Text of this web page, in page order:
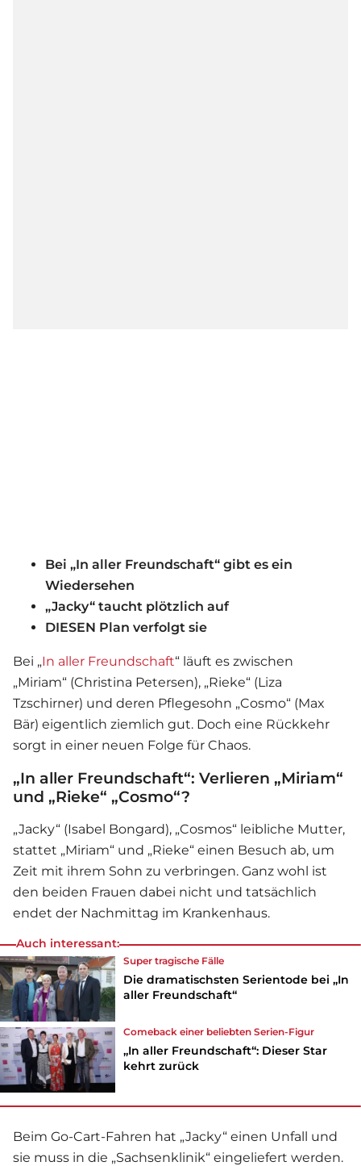
Bei „In aller Freundschaft“ gibt es ein
Wiedersehen
„Jacky“ taucht plötzlich auf
DIESEN Plan verfolgt sie
Bei „In aller Freundschaft“ läuft es zwischen
„Miriam“ (Christina Petersen), „Rieke“ (Liza
Tzschirner) und deren Pflegesohn „Cosmo“ (Max
Bär) eigentlich ziemlich gut. Doch eine Rückkehr
sorgt in einer neuen Folge für Chaos.
„In aller Freundschaft“: Verlieren „Miriam“
und „Rieke“ „Cosmo“?
„Jacky“ (Isabel Bongard), „Cosmos“ leibliche Mutter,
stattet „Miriam“ und „Rieke“ einen Besuch ab, um
Zeit mit ihrem Sohn zu verbringen. Ganz wohl ist
den beiden Frauen dabei nicht und tatsächlich
endet der Nachmittag im Krankenhaus.
Auch interessant:
Super tragische Fälle
Die dramatischsten Serientode bei „In
aller Freundschaft“
Comeback einer beliebten Serien-Figur
„In aller Freundschaft“: Dieser Star
kehrt zurück
Beim Go-Cart-Fahren hat „Jacky“ einen Unfall und
sie muss in die „Sachsenklinik“ eingeliefert werden.